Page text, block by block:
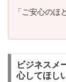
「ご安心のほ
ビジネスメ
心してほし